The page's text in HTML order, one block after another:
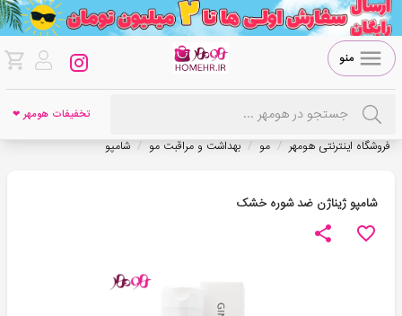
منو
تخفیفات هومهر ❤
فروشگاه اینترنتی هومهر / مو / بهداشت و مراقبت مو / شامپو
شامپو ژیناژن ضد شوره خشک